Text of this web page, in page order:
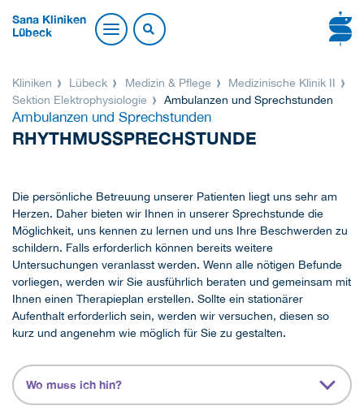
Sana Kliniken
Lübeck
Kliniken Lübeck Medizin & Pflege
Medizinische Klinik II
Sektion Elektrophysiologie
Ambulanzen und Sprechstunden
Ambulanzen und Sprechstunden
RHYTHMUSSPRECHSTUNDE
Die persönliche Betreuung unserer Patienten liegt uns sehr am
Herzen. Daher bieten wir Ihnen in unserer Sprechstunde die
Möglichkeit, uns kennen zu lernen und uns Ihre Beschwerden zu
schildern. Falls erforderlich können bereits weitere
Untersuchungen veranlasst werden. Wenn alle nötigen Befunde
vorliegen, werden wir Sie ausführlich beraten und gemeinsam mit
Ihnen einen Therapieplan erstellen. Sollte ein stationärer
Aufenthalt erforderlich sein, werden wir versuchen, diesen so
kurz und angenehm wie möglich für Sie zu gestalten.
Wo muss ich hin?